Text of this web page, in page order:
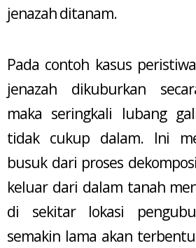
jenazah ditanam.
Pada contoh kasus
jenazah dikuburkan
maka seringkali lubang
tidak cukup dalam. Ini
busuk dari proses
keluar dari dalam tanah
di sekitar lokasi
semakin lama akan